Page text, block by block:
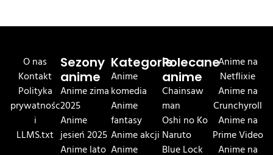
O nas
Kontakt
Polityka
prywatnośc
i
LLMS.txt
Sezony
anime
Anime zima
2025
Anime
jesień 2025
Anime lato
Kategorie
Anime
komedia
Anime
fantasy
Anime akcji
Anime
Polecane
anime
Chainsaw
man
Oshi no Ko
Naruto
Blue Lock
Anime na
Netflixie
Anime na
Crunchyroll
Anime na
Prime Video
Anime na